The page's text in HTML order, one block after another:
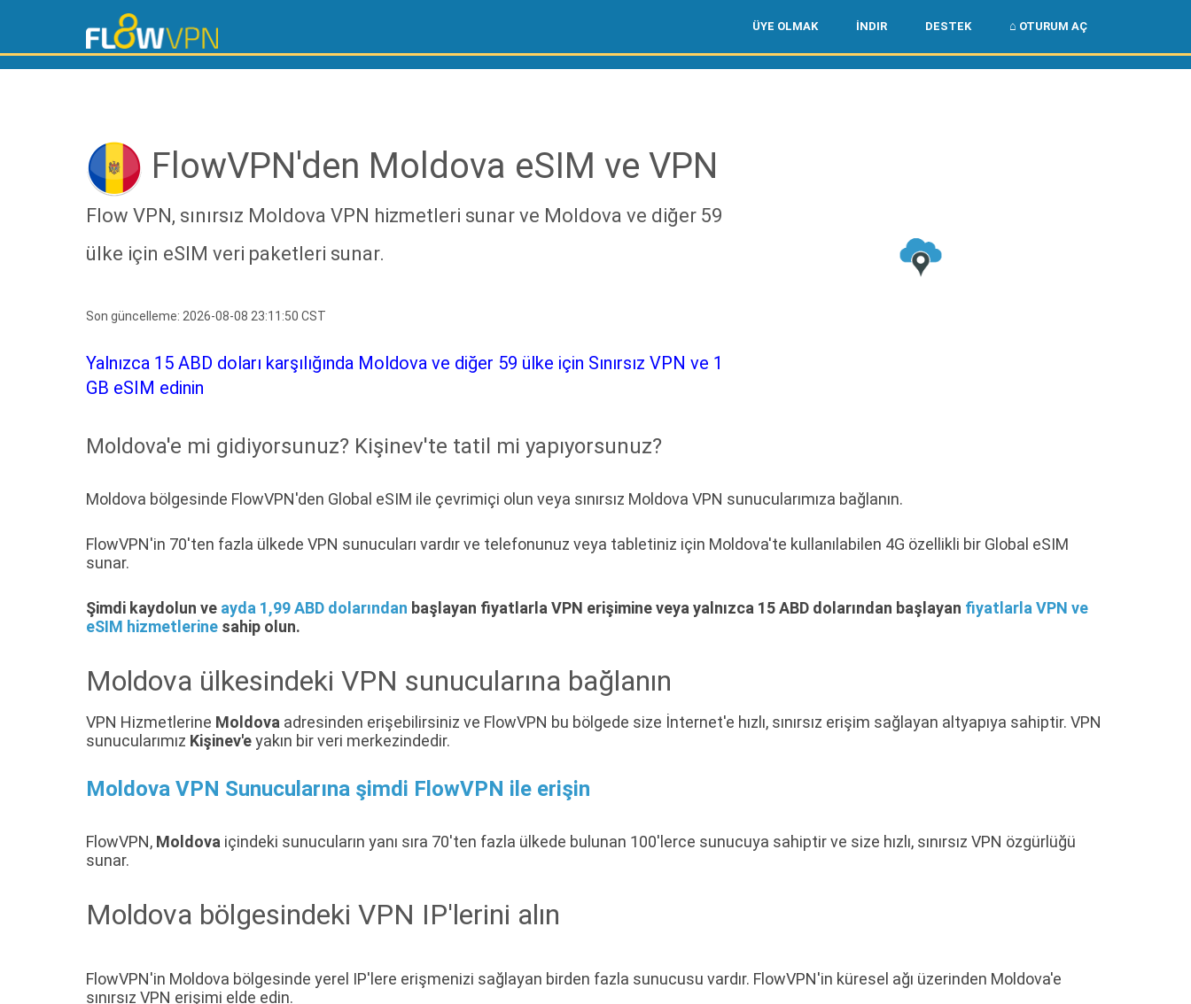
ÜYE OLMAK İNDIR DESTEK ⌂ OTURUM AÇ
FlowVPN'den Moldova eSIM ve VPN
Flow VPN, sınırsız Moldova VPN hizmetleri sunar ve Moldova ve diğer 59
ülke için eSIM veri paketleri sunar.
Son güncelleme: 2026-08-08 23:11:50 CST
Yalnızca 15 ABD doları karşılığında Moldova ve diğer 59 ülke için Sınırsız VPN ve 1
GB eSIM edinin
Moldova'e mi gidiyorsunuz? Kişinev'te tatil mi yapıyorsunuz?
Moldova bölgesinde FlowVPN'den Global eSIM ile çevrimiçi olun veya sınırsız Moldova VPN sunucularımıza bağlanın.
FlowVPN'in 70'ten fazla ülkede VPN sunucuları vardır ve telefonunuz veya tabletiniz için Moldova'te kullanılabilen 4G özellikli bir Global eSIM
sunar.
Şimdi kaydolun ve ayda 1,99 ABD dolarından başlayan fiyatlarla VPN erişimine veya yalnızca 15 ABD dolarından başlayan fiyatlarla VPN ve
eSIM hizmetlerine sahip olun.
Moldova ülkesindeki VPN sunucularına bağlanın
VPN Hizmetlerine Moldova adresinden erişebilirsiniz ve FlowVPN bu bölgede size İnternet'e hızlı, sınırsız erişim sağlayan altyapıya sahiptir. VPN
sunucularımız Kişinev'eyakın bir veri merkezindedir.
Moldova VPN Sunucularına şimdi FlowVPN ile erişin
FlowVPN, Moldova içindeki sunucuların yanı sıra 70'ten fazla ülkede bulunan 100'lerce sunucuya sahiptir ve size hızlı, sınırsız VPN özgürlüğü
sunar.
Moldova bölgesindeki VPN IP'lerini alın
FlowVPN'in Moldova bölgesinde yerel IP'lere erişmenizi sağlayan birden fazla sunucusu vardır. FlowVPN'in küresel ağı üzerinden Moldova'e
sınırsız VPN erişimi elde edin.